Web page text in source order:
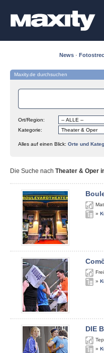
News ·
Maxity.de durchsuchen
Ort/Region:
Kategorie:
Alles auf einen Blick: Orte und
Die Suche nach Theater & Oper
»
»
DIE
»